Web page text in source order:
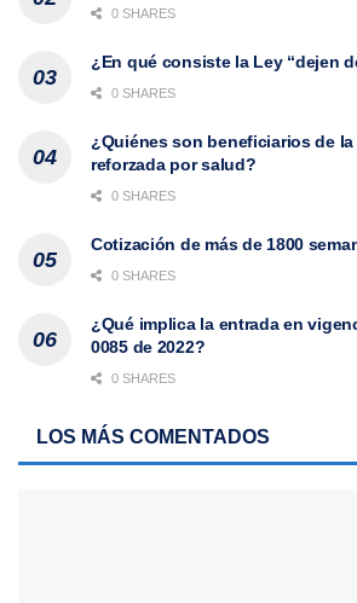
0 SHARES
¿En qué consiste la Ley “dejen
0 SHARES
¿Quiénes son beneficiarios de
reforzada por salud?
0 SHARES
Cotización de más de 1800
0 SHARES
¿Qué implica la entrada en
0085 de 2022?
0 SHARES
LOS MÁS COMENTADOS